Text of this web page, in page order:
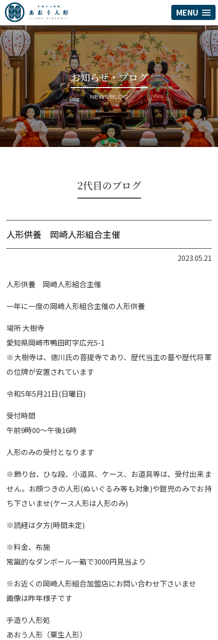
MENU
お知らせ・ブログ
NEWS/BLOG
2代目のブログ
人形供養 岡崎人形組合主催
2023.05.21
人形供養 岡崎人形組合主催
一年に一度の岡崎人形組合主催の人形供養
場所 大樹寺
愛知県岡崎市鴨田町字広元5-1
※大樹寺は、徳川氏の菩提寺であり、歴代当主の墓や歴代将軍
の位牌が安置されています
令和5年5月21日(日曜日)
受付時間
午前9時00〜午後16時
人形のみの受付となります
※飾り台、ひな段、小道具、ケース、お道具等は、受付出来ま
せん。お顔つきの人形(ぬいぐるみ等も対象)や鎧兜のみでお持
ち下さいませ(ケース人形は人形のみ)
※読経は夕方(時間未定)
※料金、布施
常識的なダンボール一箱で3000円見当より
※お近くの岡崎人形組合加盟店にお問い合わせ下さいませ
画像は昨年様子です
手造り人形処
あおう人形（粟生人形）